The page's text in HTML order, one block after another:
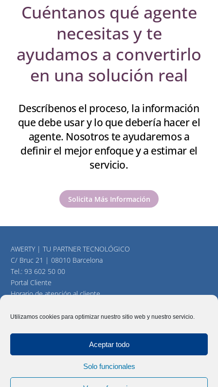
Utilizamos cookies para optimizar nuestro sitio web y nuestro servicio.
Aceptar todo
Solo funcionales
Cuéntanos qué agente
necesitas y te
ayudamos a convertirlo
en una solución real
Descríbenos el proceso, la información
que debe usar y lo que debería hacer el
agente. Nosotros te ayudaremos a
definir el mejor enfoque y a estimar el
servicio.
Solicita Más Información
AWERTY | TU PARTNER TECNOLÓGICO
C/ Bruc 21 | 08010 Barcelona
Tel.:93 602 50 00
Portal Cliente
Horario de atención al cliente
AWERTY Servicios Informáticos, S.L. Todos los derechos